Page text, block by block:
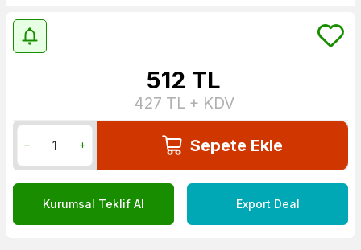
512 TL
427 TL + KDV
Sepete Ekle
Kurumsal Teklif Al Export Deal